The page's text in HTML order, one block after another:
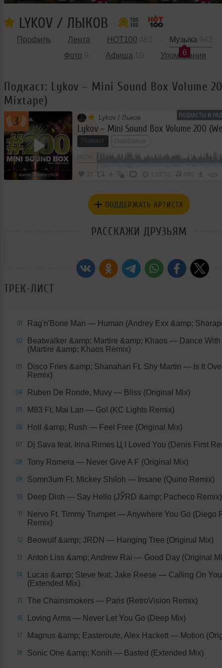
LYKOV / ЛЫКОВ
Профиль Лента HOT100
Музыка
6
Фото
Афиша Упоминания
Подкаст: Lykov – Mini Sound Box Volume
Mixtape)
ПОДКАСТЫ И
3 Lykov / Лыков
Подкаст Club/Dance
27 1:02:52 </>
ПОДДЕРЖАТЬ АРТИСТА
РАССКАЖИ ДРУЗЬЯМ
ТРЕК-ЛИСТ
01 Rag'n'Bone Man — Human (Andrey Exx &amp;
02 Beatwalker &amp; Martire &amp; Khaos — Dance With
(Martire &amp; Khaos Remix)
03 Disco Fries &amp; Shanahan Ft. Shy Martin — Is It
Remix)
04 Ruben De Ronde, Muvy — Bliss (Original Mix)
05 M83 Ft. Mai Lan — Go! (KC Lights Remix)
06 Holl &amp; Rush — Feel Free (Original Mix)
07 Dj Sava feat. Irina Rimes Ц I Loved You (Denis First
08 Tony Romera — Never Give A F (Original Mix)
09 Somn3um Ft. Mickey Shiloh — Insane (Quino Remix)
10 Deep Dish — Say Hello (JЎRD &amp; Pacheco Remix)
11 Nervo Ft. Timmy Trumpet — Anywhere You Go (Diego
Remix)
12 Beowulf &amp; JRDN — Hanging Tree (Original Mix)
13 Anton Liss &amp; Andrew Rai — Good Day (Original
14 Lucas &amp; Steve feat. Jake Reese — Calling On You
(Extended Mix)
15 The Chainsmokers — Paris (RetroVision Remix)
16 Loving Arms — Never Let You Go (Deep Mix)
17 Magnus &amp; Easteroute, Alex Hackett — Motion
18 Sonic One &amp; Konih — Basted (Extended Mix)